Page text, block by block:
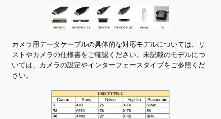
カメラ用データケーブルの具体的な対応モデルについては、リ
ストやカメラの仕様書をご確認ください。未記載のモデルにつ
いては、カメラの設定やインターフェースタイプをご参照くだ
さい。